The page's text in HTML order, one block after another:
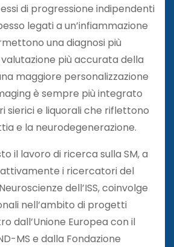
di progressione indipendenti
legati a un’infiammazione
una diagnosi più
più accurata della
maggiore personalizzazione
è sempre più integrato
sierici e liquorali che riflettono
e la neurodegenerazione.
il lavoro di ricerca sulla SM, a
i ricercatori del
dell’ISS, coinvolge
nell’ambito di progetti
dall’Unione Europea con il
MS e dalla Fondazione